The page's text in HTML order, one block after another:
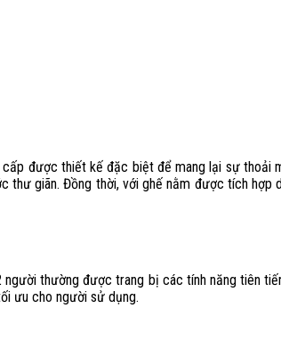
được thiết kế đặc biệt để mang lại sự thoải
giãn. Đồng thời, với ghế nằm được tích
thường được trang bị các tính năng tiên
ưu cho người sử dụng.